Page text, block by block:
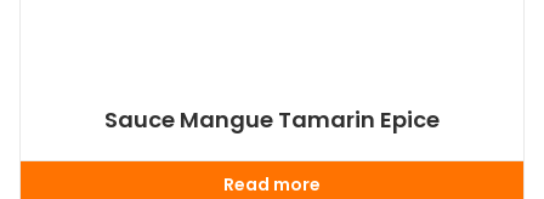
Sauce Mangue Tamarin Epice
Read more